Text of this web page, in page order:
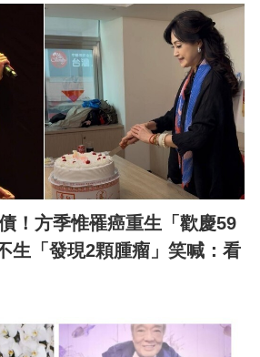
！方季惟罹癌重生「歡慶59
「發現2顆腫瘤」笑喊：看